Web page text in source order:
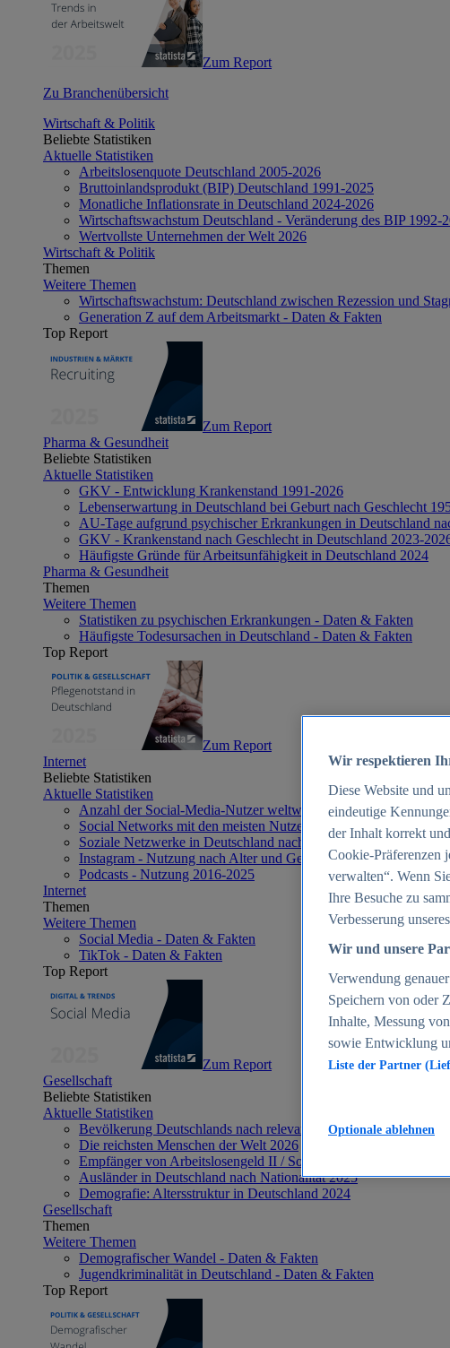
Zum Report
Zu Branchenübersicht
Wirtschaft & Politik
Beliebte Statistiken
Aktuelle Statistiken
Arbeitslosenquote Deutschland 2005-2026
Bruttoinlandsprodukt (BIP) Deutschland 1991-2025
Monatliche Inflationsrate in Deutschland 2024-2026
Wirtschaftswachstum Deutschland - Veränderung des BIP 1992-
Wertvollste Unternehmen der Welt 2026
Wirtschaft & Politik
Themen
Weitere Themen
Wirtschaftswachstum: Deutschland zwischen Rezession und
Generation Z auf dem Arbeitsmarkt - Daten & Fakten
Top Report
Zum Report
Pharma & Gesundheit
Beliebte Statistiken
Aktuelle Statistiken
GKV - Entwicklung Krankenstand 1991-2026
Lebenserwartung in Deutschland bei Geburt nach Geschlecht
AU-Tage aufgrund psychischer Erkrankungen in Deutschland
GKV - Krankenstand nach Geschlecht in Deutschland 2023-
Häufigste Gründe für Arbeitsunfähigkeit in Deutschland 2024
Pharma & Gesundheit
Themen
Weitere Themen
Statistiken zu psychischen Erkrankungen - Daten & Fakten
Häufigste Todesursachen in Deutschland - Daten & Fakten
Top Report
Zum Report
Internet
Beliebte Statistiken
Aktuelle Statistiken
Anzahl der Social-Media-Nutzer weltweit 2012-2025
Social Networks mit den meisten Nutzern weltweit 2025
Soziale Netzwerke in Deutschland nach Generationen 2025
Instagram - Nutzung nach Alter und Geschlecht in Deutschland
Podcasts - Nutzung 2016-2025
Internet
Themen
Weitere Themen
Social Media - Daten & Fakten
TikTok - Daten & Fakten
Top Report
Zum Report
Gesellschaft
Beliebte Statistiken
Aktuelle Statistiken
Bevölkerung Deutschlands nach relevanten Altersgruppen 2024
Die reichsten Menschen der Welt 2026
Empfänger von Arbeitslosengeld II / Sozialgeld / Bürgergeld in
Ausländer in Deutschland nach Nationalität 2025
Demografie: Altersstruktur in Deutschland 2024
Gesellschaft
Themen
Weitere Themen
Demografischer Wandel - Daten & Fakten
Jugendkriminalität in Deutschland - Daten & Fakten
Top Report
Wir respektieren
Diese Website und
eindeutige
der Inhalt korrekt
Cookie-Präferenzen
verwalten“. Wenn
Ihre Besuche zu
Verbesserung
Wir und unsere
Verwendung
Speichern von oder
Inhalte, Messung
sowie Entwicklung
Liste der Partner
Optionale ablehnen